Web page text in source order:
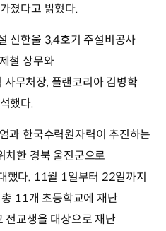
졌다고 밝혔다.
신한울 3,4호기 주설비공사
철 상무와
무처장, 플랜코리아 김병학
했다.
과 한국수력원자력이 추진하는
치한 경북 울진군으로
했다. 11월 1일부터 22일까지
11개 초등학교에 재난
교생을 대상으로 재난